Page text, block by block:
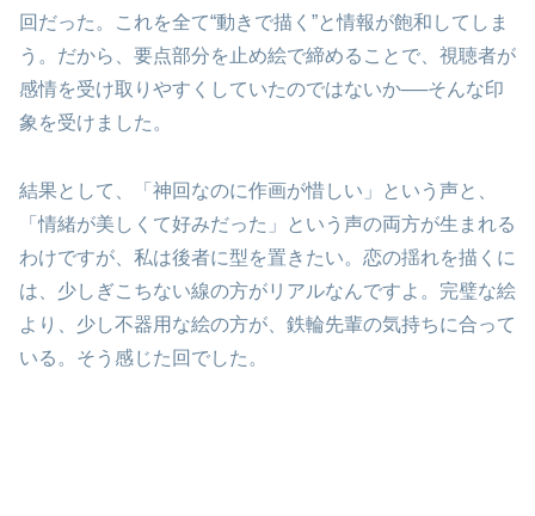
回だった。これを全て“動きで描く”と情報が飽和してしま
う。だから、要点部分を止め絵で締めることで、視聴者が
感情を受け取りやすくしていたのではないか──そんな印
象を受けました。
結果として、「神回なのに作画が惜しい」という声と、
「情緒が美しくて好みだった」という声の両方が生まれる
わけですが、私は後者に型を置きたい。恋の揺れを描くに
は、少しぎこちない線の方がリアルなんですよ。完璧な絵
より、少し不器用な絵の方が、鉄輪先輩の気持ちに合って
いる。そう感じた回でした。